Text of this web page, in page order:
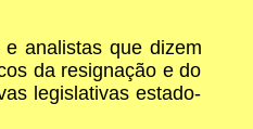
analistas que dizem
da resignação e do
legislativas estado-